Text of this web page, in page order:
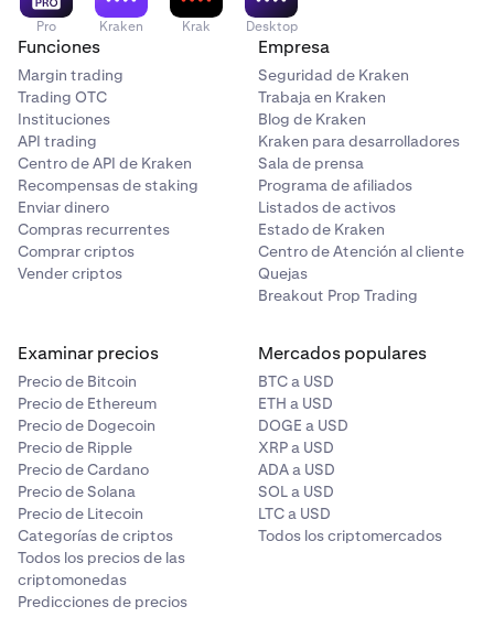
En caso de que la liquidez del mercado sea escasa,
puede ser complicado comprar o vender activos al
precio deseado.
Riesgos relacionados con el funcionamiento
problemas técnicos, las caídas de los exchanges y el
mal funcionamiento del monedero pueden impedir el
acceso a los fondos.
Riesgos de estafa
: Los proyectos fraudulentos o los
esquemas Ponzi pueden provocar la pérdida total de
la inversión.
: Los errores o fallos en la
criptomoneda.
Riesgo de contraparte
: Si un exchange o plataforma
de criptomonedas entra en bancarrota o es víctima
de un ataque informático, es posible que no puedas
acceder a tus fondos.
Riesgos relacionados con los contratos
inteligentes: Es posible aprovecharse de las
vulnerabilidades o fallos de los contratos
inteligentes, lo que puede provocar la pérdida de
fondos o el incumplimiento del contrato.
Pro Kraken Krak Desktop
Funciones
Margin trading
Trading OTC
Instituciones
API trading
Centro de API de Kraken
Recompensas de staking
Enviar dinero
Compras recurrentes
Comprar criptos
Vender criptos
Empresa
Seguridad de Kraken
Trabaja en Kraken
Blog de Kraken
Kraken para desarrolladores
Sala de prensa
Programa de afiliados
Listados de activos
Estado de Kraken
Centro de Atención al cliente
Quejas
Breakout Prop Trading
Examinar precios
Precio de Bitcoin
Precio de Ethereum
Precio de Dogecoin
Precio de Ripple
Precio de Cardano
Precio de Solana
Precio de Litecoin
Categorías de criptos
Todos los precios de las
criptomonedas
Predicciones de precios
Mercados populares
BTC a USD
ETH a USD
DOGE a USD
XRP a USD
ADA a USD
SOL a USD
LTC a USD
Todos los criptomercados